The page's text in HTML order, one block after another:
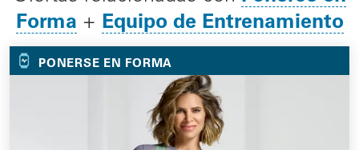
Forma + Equipo de Entrenamiento
PONERSE EN FORMA